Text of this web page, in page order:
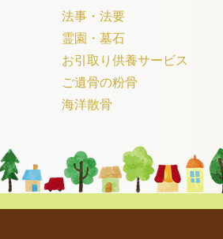
法事・法要
霊園・墓石
お引取り供養サービス
ご遺骨の粉骨
海洋散骨